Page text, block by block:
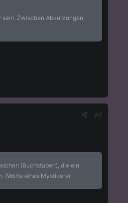
Zwischen Abkürzungen,
#2
(Buchstaben), die ein
(Worte eines Mystikers)